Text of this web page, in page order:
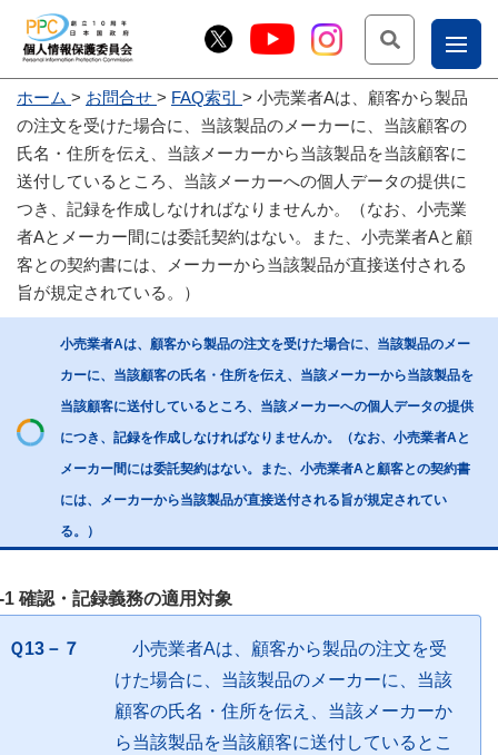
お
問
合
せ
こー
じょ
ー部
ホーム お問合せ FAQ索引
小売業者Aは、顧客から製品
の注文を受けた場合に、当該製品のメーカーに、当該顧客の
氏名・住所を伝え、当該メーカーから当該製品を当該顧客に
送付しているところ、当該メーカーへの個人データの提供に
つき、記録を作成しなければなりませんか。（なお、小売業
者Aとメーカー間には委託契約はない。また、小売業者Aと顧
客との契約書には、メーカーから当該製品が直接送付される
旨が規定されている。）
小売業者Aは、顧客から製品の注文を受けた場合に、当該製品のメー
カーに、当該顧客の氏名・住所を伝え、当該メーカーから当該製品を
当該顧客に送付しているところ、当該メーカーへの個人データの提供
につき、記録を作成しなければなりませんか。（なお、小売業者Aと
メーカー間には委託契約はない。また、小売業者Aと顧客との契約書
には、メーカーから当該製品が直接送付される旨が規定されてい
る。）
1 確認・記録義務の適用対象
Ｑ13－７
小売業者Aは、顧客から製品の注文を受
けた場合に、当該製品のメーカーに、当該
顧客の氏名・住所を伝え、当該メーカーか
ら当該製品を当該顧客に送付しているとこ